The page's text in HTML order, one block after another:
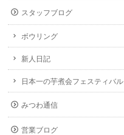
スタッフブログ
ボウリング
新人日記
日本一の芋煮会フェスティバル
みつわ通信
営業ブログ